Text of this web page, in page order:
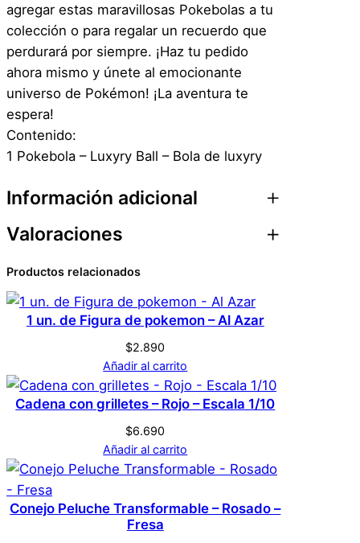
a
d
agregar estas maravillosas Pokebolas a tu
colección o para regalar un recuerdo que
perdurará por siempre. ¡Haz tu pedido
ahora mismo y únete al emocionante
universo de Pokémon! ¡La aventura te
espera!
Contenido:
1 Pokebola – Luxyry Ball – Bola de luxyry
Información adicional
Atributos
Dimensiones
Marca Genérica
Color Negro
Tamaño S
Valoraciones
0 valoraciones en
Pokebola – Luxyry Ball
– Bola de luxyry
No hay valoraciones aún. Solo los usuarios
registrados que hayan comprado este
producto pueden hacer una valoración.
Productos relacionados
1 un. de Figura de pokemon – Al Azar
$2.890
Añadir al carrito
Cadena con grilletes – Rojo – Escala 1/10
$6.690
Añadir al carrito
Conejo Peluche Transformable – Rosado –
Fresa